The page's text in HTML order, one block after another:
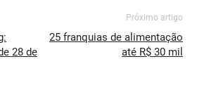
28 de
Próximo artigo
25 franquias de alimentação
até R$ 30 mil